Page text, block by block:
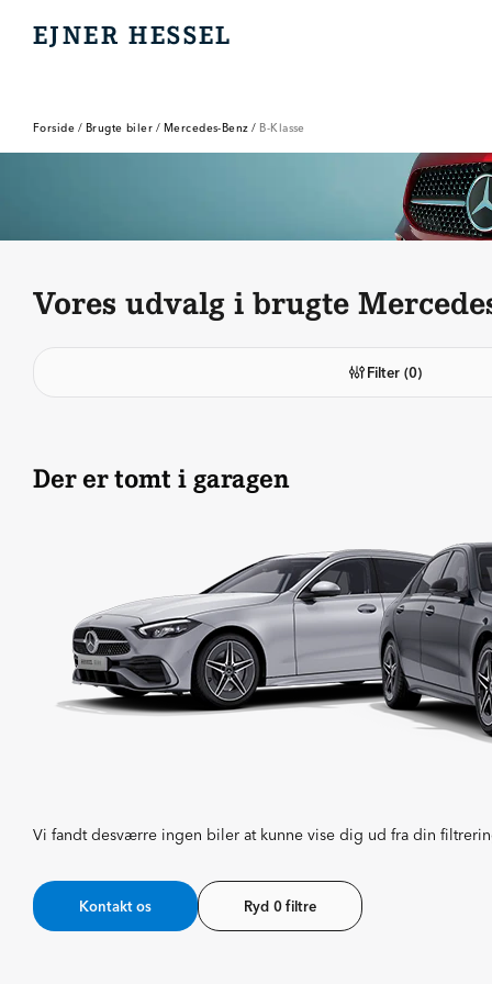
EJNER HESSEL
Forside / Brugte biler / Mercedes-Benz / B-Klasse
Vores udvalg i brugte
Filter (0)
Der er tomt i garagen
Vi fandt desværre ingen biler at kunne vise dig ud fra din
Kontakt os Ryd 0 filtre